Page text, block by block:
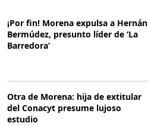
¡Por fin! Morena expulsa a Hernán
Bermúdez, presunto líder de ‘La
Barredora’
Otra de Morena: hija de extitular
del Conacyt presume lujoso
estudio